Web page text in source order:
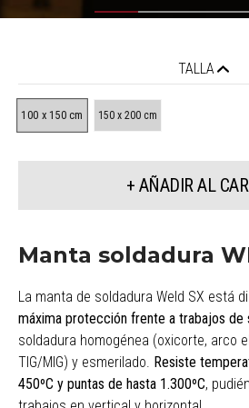
TALLA
100 x 150 cm 150 x 200 cm
+ AÑADIR AL
Manta soldadura
La manta de soldadura Weld SX está
máxima protección frente a trabajos de
soldadura homogénea (oxicorte, arco
TIG/MIG) y esmerilado. Resiste
450ºC y puntas de hasta 1.300ºC,